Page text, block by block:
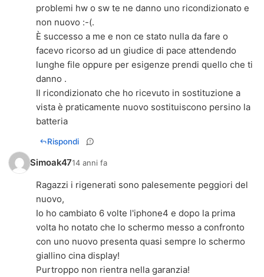
problemi hw o sw te ne danno uno ricondizionato e
non nuovo :-(.
È successo a me e non ce stato nulla da fare o
facevo ricorso ad un giudice di pace attendendo
lunghe file oppure per esigenze prendi quello che ti
danno .
Il ricondizionato che ho ricevuto in sostituzione a
vista è praticamente nuovo sostituiscono persino la
batteria
Rispondi
Simoak4714 anni fa
Ragazzi i rigenerati sono palesemente peggiori del
nuovo,
Io ho cambiato 6 volte l'iphone4 e dopo la prima
volta ho notato che lo schermo messo a confronto
con uno nuovo presenta quasi sempre lo schermo
giallino cina display!
Purtroppo non rientra nella garanzia!